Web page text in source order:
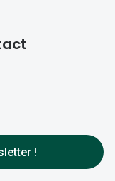
Inscrivez-vous à la newsletter !